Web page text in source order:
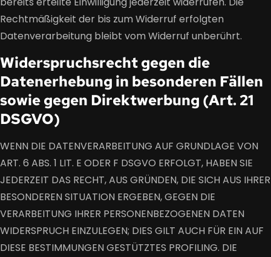
Rechtmäßigkeit der bis zum Widerruf erfolgten
Datenverarbeitung bleibt vom Widerruf unberührt.
Widerspruchsrecht gegen die
Datenerhebung in besonderen Fällen
sowie gegen Direktwerbung (Art. 21
DSGVO)
WENN DIE DATENVERARBEITUNG AUF GRUNDLAGE VON
ART. 6 ABS. 1 LIT. E ODER F DSGVO ERFOLGT, HABEN SIE
JEDERZEIT DAS RECHT, AUS GRÜNDEN, DIE SICH AUS IHRER
BESONDEREN SITUATION ERGEBEN, GEGEN DIE
VERARBEITUNG IHRER PERSONENBEZOGENEN DATEN
WIDERSPRUCH EINZULEGEN; DIES GILT AUCH FÜR EIN AUF
DIESE BESTIMMUNGEN GESTÜTZTES PROFILING. DIE